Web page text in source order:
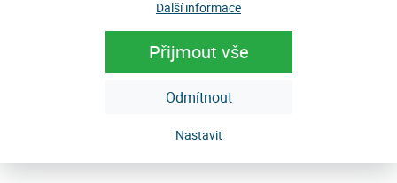
Další informace
Přijmout vše
Odmítnout
Nastavit
„Není důležité vyhrát, ale zúčastnit se“!
Hodně sportovních úspěchů v příštím ročníku.
Fotografická dokumentace vgalerii